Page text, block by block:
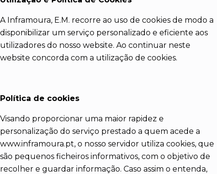
A Inframoura, E.M. recorre ao uso de cookies de modo a
disponibilizar um serviço personalizado e eficiente aos
utilizadores do nosso website. Ao continuar neste
website concorda com a utilização de cookies.
Política de cookies
Visando proporcionar uma maior rapidez e
personalização do serviço prestado a quem acede a
www.inframoura.pt, o nosso servidor utiliza cookies, que
são pequenos ficheiros informativos, com o objetivo de
recolher e guardar informação. Caso assim o entenda,